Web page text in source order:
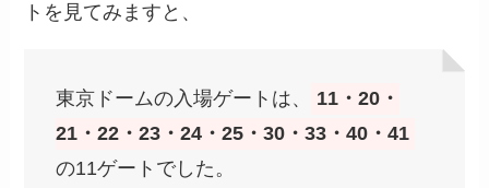
トを見てみますと、
東京ドームの入場ゲートは、
11・20・
21・22・23・24・25・30・33・40・41
の11ゲートでした。